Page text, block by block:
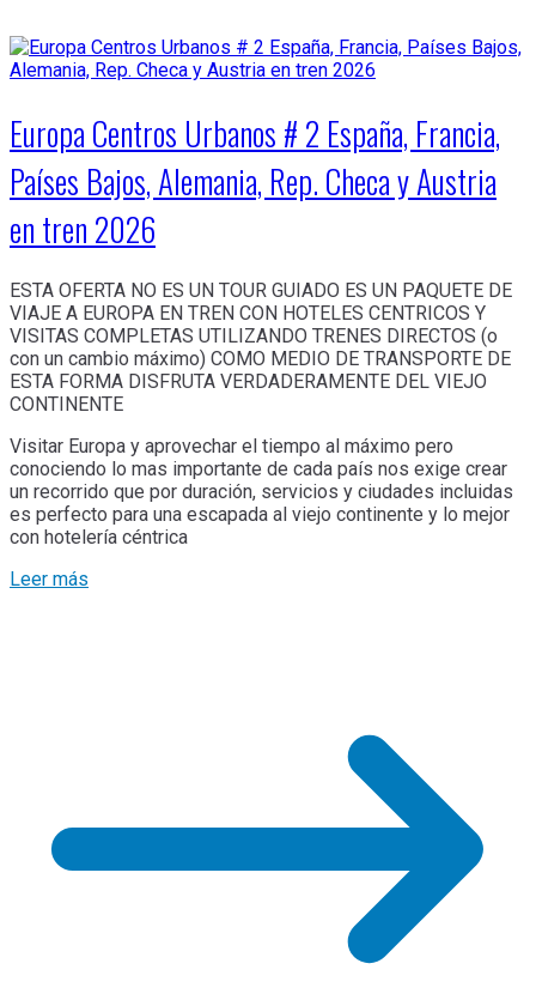
Europa Centros Urbanos # 2 España, Francia,
Países Bajos, Alemania, Rep. Checa y Austria
en tren 2026
ESTA OFERTA NO ES UN TOUR GUIADO ES UN PAQUETE DE
VIAJE A EUROPA EN TREN CON HOTELES CENTRICOS Y
VISITAS COMPLETAS UTILIZANDO TRENES DIRECTOS (o
con un cambio máximo) COMO MEDIO DE TRANSPORTE DE
ESTA FORMA DISFRUTA VERDADERAMENTE DEL VIEJO
CONTINENTE
Visitar Europa y aprovechar el tiempo al máximo pero
conociendo lo mas importante de cada país nos exige crear
un recorrido que por duración, servicios y ciudades incluidas
es perfecto para una escapada al viejo continente y lo mejor
con hotelería céntrica
Leer más